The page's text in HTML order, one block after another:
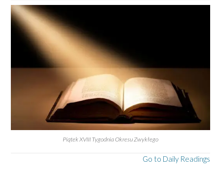
Piątek XVIII Tygodnia Okresu Zwykłego
Go to Daily Readings